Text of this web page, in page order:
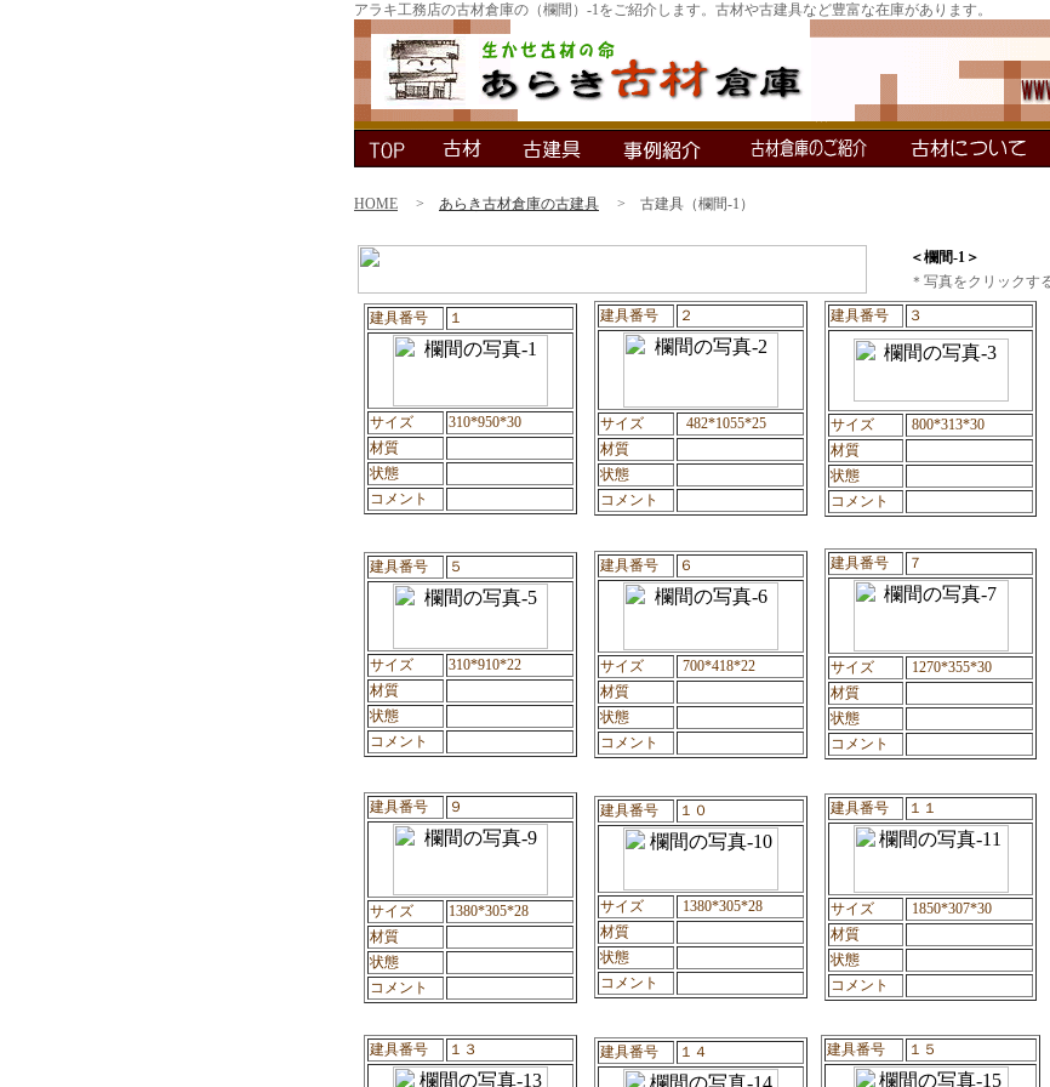
アラキ工務店の古材倉庫の（欄間）-1をご紹介します。古材や古建具など豊富な在庫があります。
HOME > あらき古材倉庫の古建具 > 古建具（欄間-1）
＜欄間-1＞
＊写真をクリックす
建具番号 １
サイズ
310*950*30
材質
状態
コメント
建具番号 ２
サイズ
482*1055*25
材質
状態
コメント
建具番号 ３
サイズ
800*313*30
材質
状態
コメント
建具番号 ５
サイズ
310*910*22
材質
状態
コメント
建具番号 ６
サイズ
700*418*22
材質
状態
コメント
建具番号 ７
サイズ
1270*355*30
材質
状態
コメント
建具番号 ９
サイズ
1380*305*28
材質
状態
コメント
建具番号 １０
サイズ
1380*305*28
材質
状態
コメント
建具番号 １１
サイズ
1850*307*30
材質
状態
コメント
建具番号 １３ 建具番号 １４ 建具番号 １５